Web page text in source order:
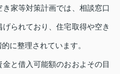
家等対策計画では、相談窓口
られており、住宅取得や空き
に整理されています。
と借入可能額のおおよその目